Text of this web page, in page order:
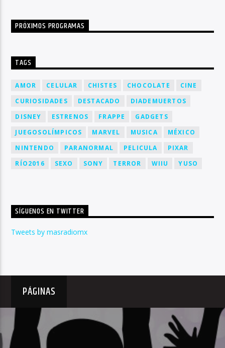
PRÓXIMOS PROGRAMAS
TAGS
AMOR CELULAR CHISTES CHOCOLATE
CINE
CURIOSIDADES
DESTACADO
DIADEMUERTOS
DISNEY
ESTRENOS FRAPPE
GADGETS
JUEGOSOLÍMPICOS
MARVEL MUSICA
MÉXICO
NINTENDO
PARANORMAL PELICULA
PIXAR
RÍO2016
SEXO SONY TERROR WIIU YUSO
SÍGUENOS EN TWITTER
Tweets by masradiomx
PÁGINAS